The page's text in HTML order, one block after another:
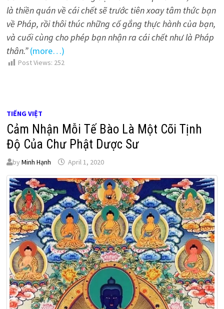
là thiền quán về cái chết sẽ trước tiên xoay tâm thức bạn
về Pháp, rồi thôi thúc những cố gắng thực hành của bạn,
và cuối cùng cho phép bạn nhận ra cái chết như là Pháp
thân.” (more…)
Post Views: 252
TIẾNG VIỆT
Cảm Nhận Mỗi Tế Bào Là Một Cõi Tịnh
Độ Của Chư Phật Dược Sư
by Minh Hạnh April 1, 2020